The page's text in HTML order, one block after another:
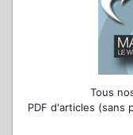
Tous
PDF d'articles (sans